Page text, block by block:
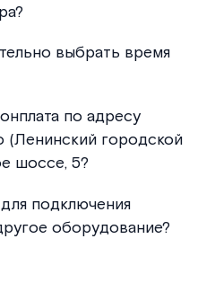
выбрать время
по адресу
(Ленинский городской
шоссе, 5?
подключения
оборудование?